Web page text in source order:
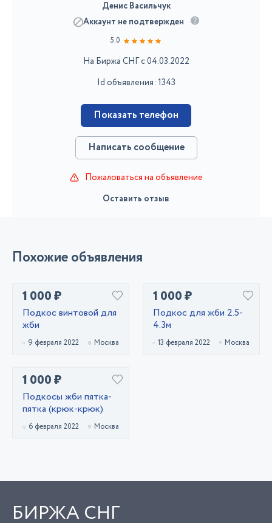
Денис Васильчук
Аккаунт не подтвержден
5.0
На Биржа СНГ с 04.03.2022
Id объявления: 1343
Показать телефон
Написать сообщение
Пожаловаться на объявление
Оставить отзыв
Похожие объявления
1 000 ₽
Подкос винтовой для
жби
9 февраля 2022 Москва
1 000 ₽
Подкос для жби 2.5-
4.3м
13 февраля 2022 Москва
1 000 ₽
Подкосы жби пятка-
пятка (крюк-крюк)
6 февраля 2022 Москва
БИРЖА СНГ